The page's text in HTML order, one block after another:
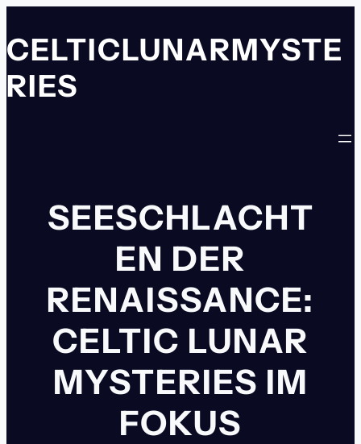
springen
CELTICLUNARMYSTE
RIES
SEESCHLACHT
EN DER
RENAISSANCE:
CELTIC LUNAR
MYSTERIES IM
FOKUS